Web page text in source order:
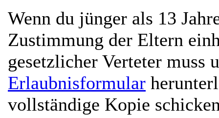
Wenn du jünger als 13
Zustimmung der Eltern
gesetzlicher Verteter muss
Erlaubnisformular
vollständige Kopie